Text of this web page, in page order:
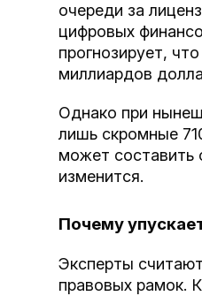
очереди за
цифровых
прогнозирует,
миллиардов
Однако при
лишь скромные
может составить
изменится.
Почему
Эксперты
правовых рамок.